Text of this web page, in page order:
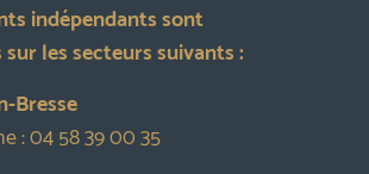
indépendants sont
les secteurs suivants :
Bresse
:04 58 39 00 35